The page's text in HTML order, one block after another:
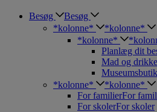
Besøg
Besøg
*kolonne*
*kolonne*
*kolonne*
Planlæg dit
Mad og drikke
*kolonne*
*kolonne*
For familierFor
For skolerFor skoler